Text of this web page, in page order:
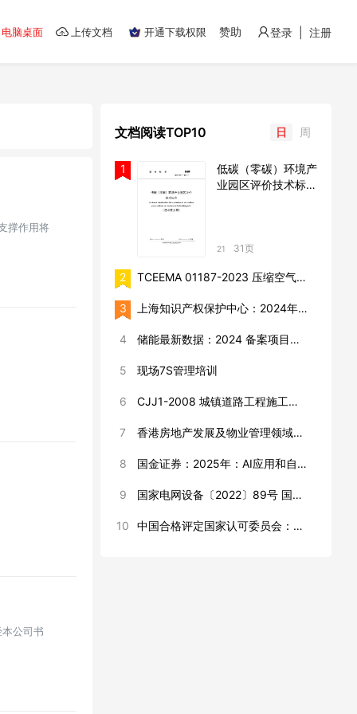
电脑桌面 上传文档 开通下载权限 赞助 登录 | 注册
撑作用将
公司书
文档阅读TOP10 日 周
1
低碳（零碳）环境产
业园区评价技术标准
21 31页
2 TCEEMA 01187-2023 压缩空气储能电站环境保护技术监督规程
3 上海知识产权保护中心：2024年太阳能电池片产业海外专利预警分析报告
4 储能最新数据：2024 备案项目数据汇总、储能电池数据库、15 份自动计算表、23份项目模板
5 现场7S管理培训
6 CJJ1-2008 城镇道路工程施工与质量验收规范
7 香港房地产发展及物业管理领域绿色实力_RCEP 机遇--香港贸易发展局
8 国金证券：2025年：AI应用和自主可控将持续驱动半导体周期上行
9 国家电网设备〔2022〕89号 国家电网有限公司关于进一步加强生产现场作业风险管控工作的通知
10 中国合格评定国家认可委员会：产品碳足迹核查机构认可方案（试行）